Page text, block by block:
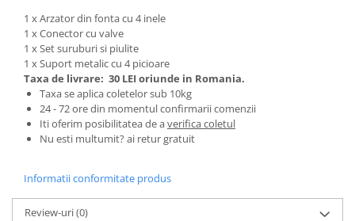
Stropitori
Folie si plase pt plante
Masini de maturat manuale
Masini batut stalpi
Pentru Casa si Camping
Aragaze, plite, piese butelii de
voiaj
Gratare
1 x Arzator din fonta cu 4 inele
1 x Conector cu valve
1 x Set suruburi si piulite
1 x Suport metalic cu 4 picioare
Taxa de livrare: 30 LEI oriunde in Romania.
Taxa se aplica coletelor sub 10kg
24 - 72 ore din momentul confirmarii comenzii
Iti oferim posibilitatea de averifica coletul
Nu esti multumit? ai retur gratuit
Informatii conformitate produs
Review-uri(0)